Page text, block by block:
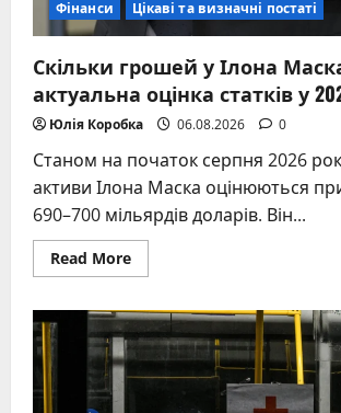
Фінанси Цікаві та визначні постаті
Скільки грошей у Ілона
актуальна оцінка статків у
Юлія Коробка 06.08.2026 0
Станом на початок серпня 2026
активи Ілона Маска оцінюються
690–700 мільярдів доларів. Він...
Read MoreRead
more
грошей
у
Ілона
Маска:
актуальна